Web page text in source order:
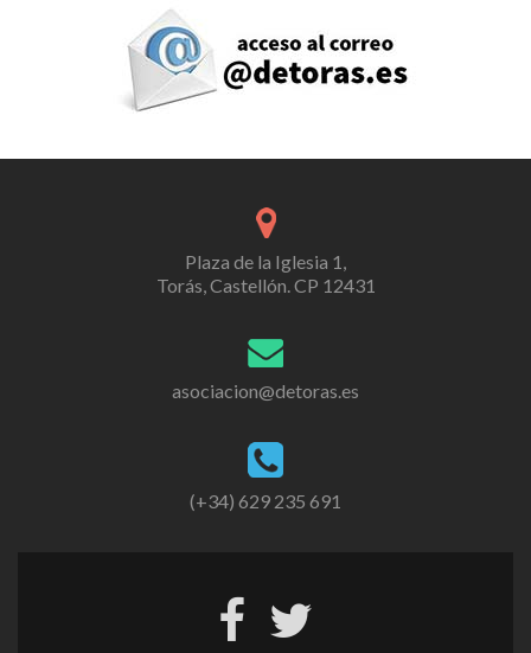
Plaza de la Iglesia 1,
Torás, Castellón. CP 12431
asociacion@detoras.es
(+34) 629 235 691